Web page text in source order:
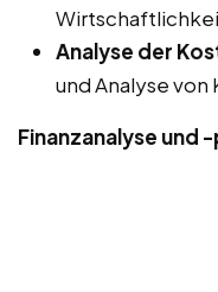
Analyse der
und Analyse
Finanzanalyse und